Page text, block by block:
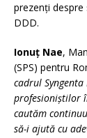
prezenți
DDD.
Ionuț Nae,
(SPS) pentru
cadrul
profesioniștilor
cautăm
să-i ajută cu